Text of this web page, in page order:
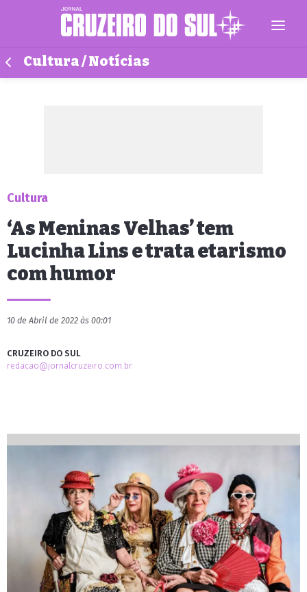
Cultura / Notícias
Cultura
‘As Meninas Velhas’ tem
Lucinha Lins e trata etarismo
com humor
10 de Abril de 2022 às 00:01
CRUZEIRO DO SUL
redacao@jornalcruzeiro.com.br